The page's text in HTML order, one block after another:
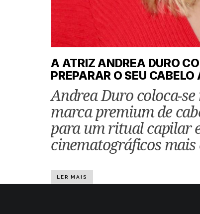
A ATRIZ ANDREA DURO
PREPARAR O SEU
Andrea Duro coloca-
marca premium de
para um ritual capilar
cinematográficos mais
LER MAIS